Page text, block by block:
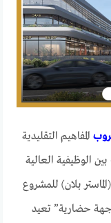
المفاهيم التقليدية
الوظيفية العالية
بلان) للمشروع
حضارية” تعيد